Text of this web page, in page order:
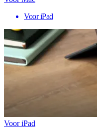
Voor iPad
Voor iPad